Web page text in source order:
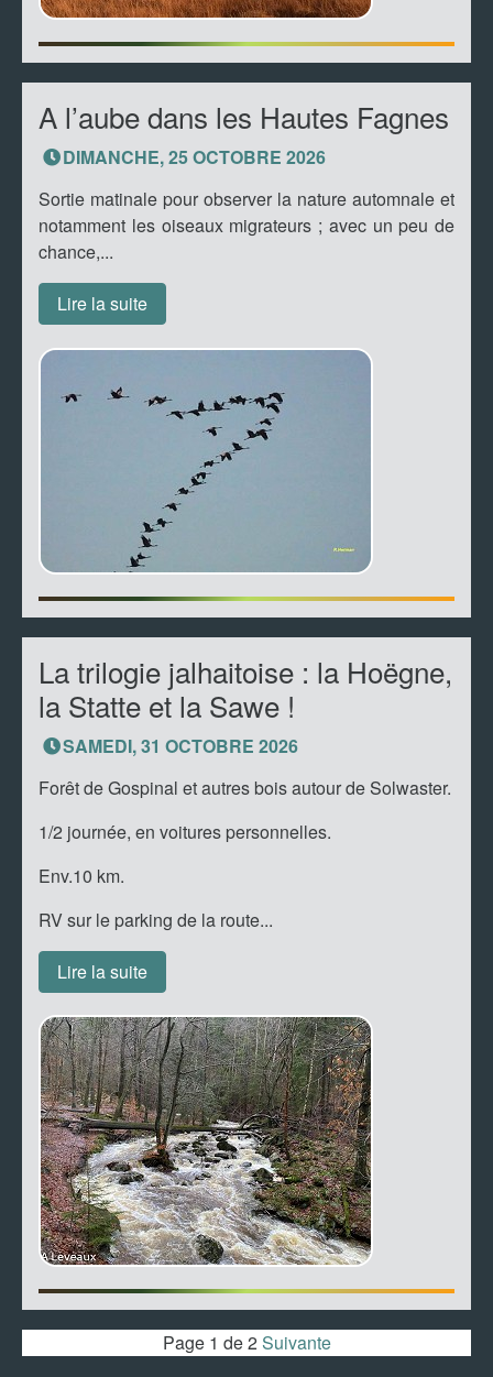
A l’aube dans les Hautes Fagnes
DIMANCHE, 25 OCTOBRE 2026
Sortie matinale pour observer la nature automnale et
notamment les oiseaux migrateurs ; avec un peu de
chance,...
Lire la suite
La trilogie jalhaitoise : la Hoëgne,
la Statte et la Sawe !
SAMEDI, 31 OCTOBRE 2026
Forêt de Gospinal et autres bois autour de Solwaster.
1/2 journée, en voitures personnelles.
Env.10 km.
RV sur le parking de la route...
Lire la suite
Page 1 de 2Suivante